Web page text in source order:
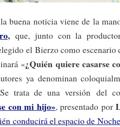
buena noticia viene de la
,que, junto con la
el Bierzo como escenario
«¿Quién quiere casarse
ya denominan
trata de una versión del
con mi hijo», presentado por
conducirá el espacio de